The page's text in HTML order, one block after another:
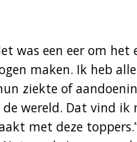
was een eer om
maken. Ik heb
ziekte of
wereld. Dat vind
met deze